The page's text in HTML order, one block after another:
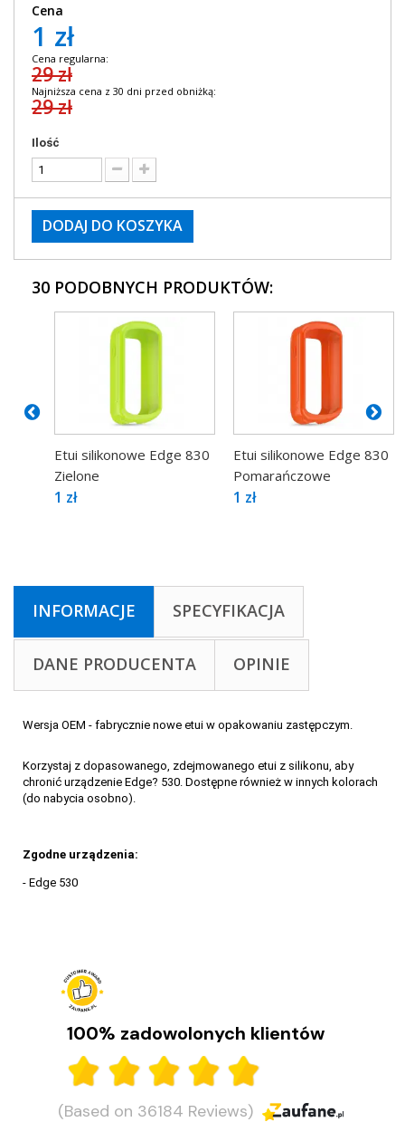
Cena
1 zł
Cena regularna:
29 zł
Najniższa cena z 30 dni przed obniżką:
29 zł
Ilość
DODAJ DO KOSZYKA
30 PODOBNYCH PRODUKTÓW:
Etui silikonowe Edge 830
Zielone
1 zł
Etui silikonowe Edge 830
Pomarańczowe
1 zł
INFORMACJE SPECYFIKACJA
DANE PRODUCENTA OPINIE
Wersja OEM - fabrycznie nowe etui w opakowaniu zastępczym.
Korzystaj z dopasowanego, zdejmowanego etui z silikonu, aby
chronić urządzenie Edge? 530. Dostępne również w innych kolorach
(do nabycia osobno).
Zgodne urządzenia:
- Edge 530
100% zadowolonych klientów
(Based on 36184 Reviews)